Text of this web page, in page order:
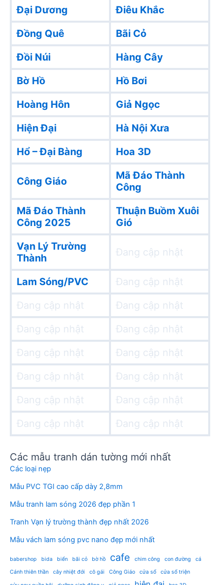
Đại Dương
Điêu Khắc
Đồng Quê
Bãi Cỏ
Đồi Núi
Hàng Cây
Bờ Hồ
Hồ Bơi
Hoàng Hôn
Giả Ngọc
Hiện Đại
Hà Nội Xưa
Hổ – Đại Bàng
Hoa 3D
Công Giáo
Mã Đáo Thành
Công
Mã Đáo Thành
Công 2025
Thuận Buồm Xuôi
Gió
Vạn Lý Trường
Thành
Đang cập nhật
Lam Sóng/PVC
Đang cập nhật
Đang cập nhật
Đang cập nhật
Đang cập nhật
Đang cập nhật
Đang cập nhật
Đang cập nhật
Đang cập nhật
Đang cập nhật
Đang cập nhật
Đang cập nhật
Đang cập nhật
Đang cập nhật
Các mẫu tranh dán tường mới nhất
Các loại nẹp
Mẫu PVC TGI cao cấp dày 2,8mm
Mẫu tranh lam sóng 2026 đẹp phần 1
Tranh Vạn lý trường thành đẹp nhất 2026
Mẫu vách lam sóng pvc nano đẹp mới nhất
babershop bida biển bãi cỏ bờ hồ cafe chim công con đường
cá
Cánh thiên thần
cây nhiệt đới cô gái Công Giáo cửa sổ cửa sổ triện